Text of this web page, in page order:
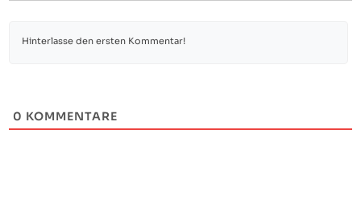
0 KOMMENTARE